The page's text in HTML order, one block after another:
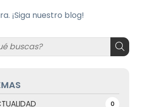
¡Siga nuestro blog!
0